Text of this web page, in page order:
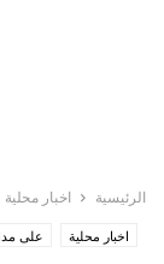
الرئيسية اخبار محلية
اخبار محلية على